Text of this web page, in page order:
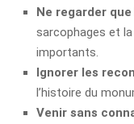
Ne regarder
sarcophages et
importants.
Ignorer les
l’histoire du
Venir sans